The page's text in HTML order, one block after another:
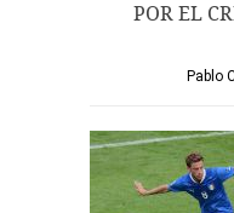
POR EL
Pablo